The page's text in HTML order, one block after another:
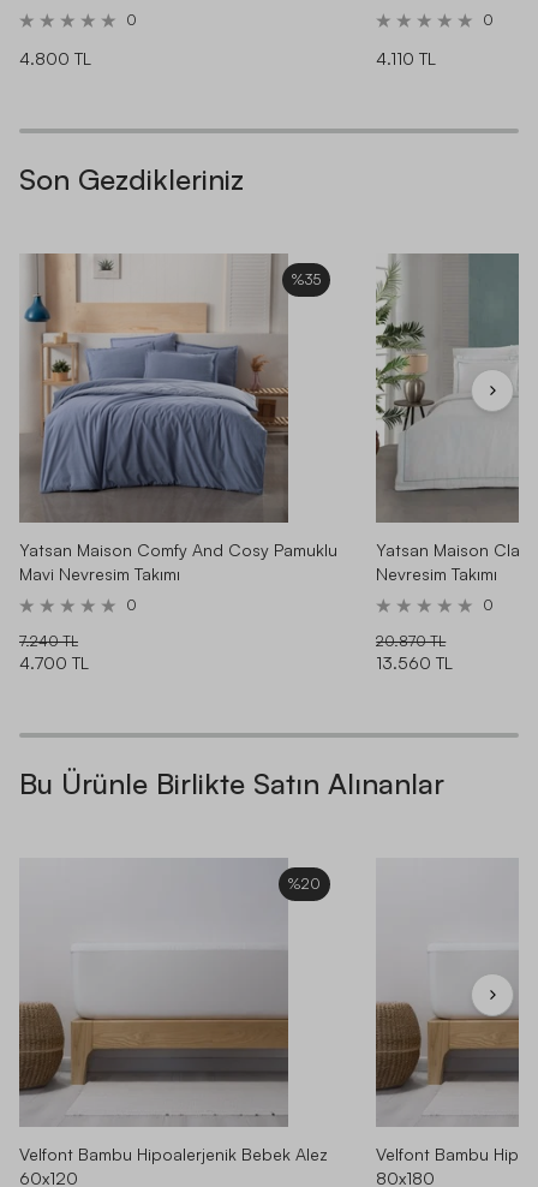
0
4.800 TL
0
4.110 TL
Son Gezdikleriniz
%35
Yatsan Maison Comfy And Cosy Pamuklu
Mavi Nevresim Takımı
0
7.240 TL
4.700 TL
Yatsan Maison
Nevresim Takımı
0
20.870 TL
13.560 TL
Bu Ürünle Birlikte Satın Alınanlar
%20
Velfont Bambu Hipoalerjenik Bebek Alez
60x120
Velfont Bambu
80x180